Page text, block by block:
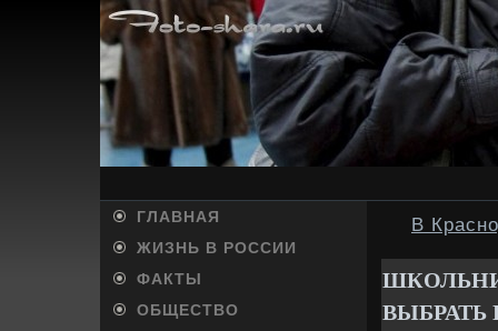
ГЛАВНАЯ
ЖИЗНЬ В РОССИИ
ФАКТЫ
ОБЩЕСТВО
В